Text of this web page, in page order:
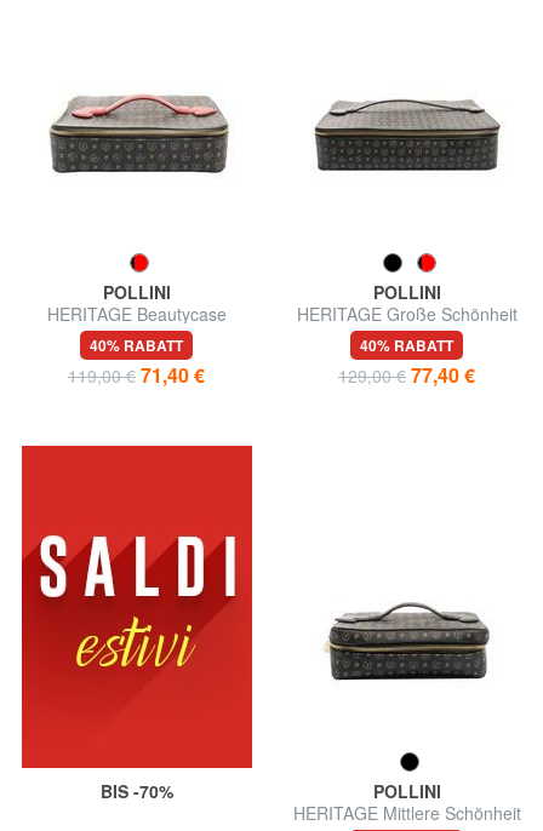
POLLINI
HERITAGE Beautycase
40% RABATT
119,00 € 71,40 €
POLLINI
HERITAGE Große Schönheit
40% RABATT
129,00 € 77,40 €
BIS -70%
POLLINI
HERITAGE Mittlere Schönheit